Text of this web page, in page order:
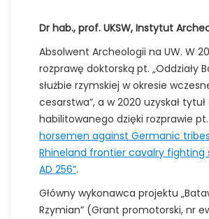
Dr hab., prof. UKSW, Instytut
Absolwent Archeologii na UW. W
rozprawę doktorską pt. „Oddziały
służbie rzymskiej w okresie
cesarstwa”, a w 2020 uzyskał
habilitowanego dzięki rozprawie pt.
horsemen against Germanic
Rhineland frontier cavalry fighting
AD 256”.
Główny wykonawca projektu
Rzymian” (Grant promotorski, nr ew.